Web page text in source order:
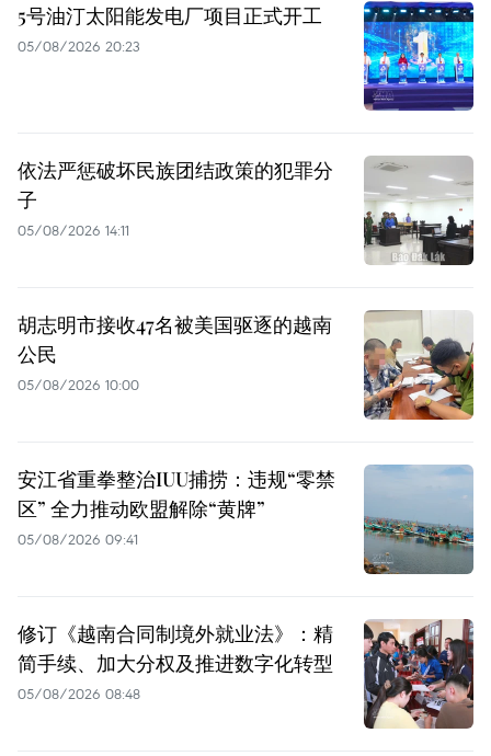
5号油汀太阳能发电厂项目正式开工
05/08/2026 20:23
依法严惩破坏民族团结政策的犯罪分
子
05/08/2026 14:11
胡志明市接收47名被美国驱逐的越南
公民
05/08/2026 10:00
安江省重拳整治IUU捕捞：违规“零禁
区” 全力推动欧盟解除“黄牌”
05/08/2026 09:41
修订《越南合同制境外就业法》：精
简手续、加大分权及推进数字化转型
05/08/2026 08:48